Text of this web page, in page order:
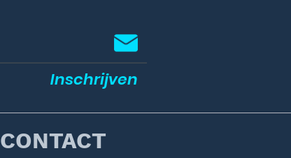
CONTACT
Inschrijven